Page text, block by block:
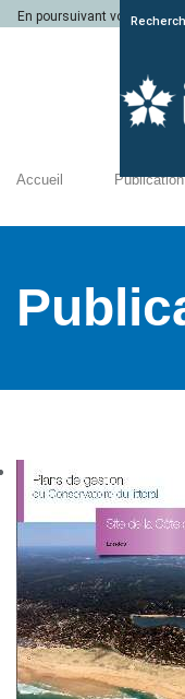
En poursuivant votre
Accueil Publication